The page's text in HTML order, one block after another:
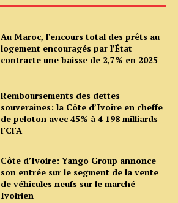
Au Maroc, l’encours total des prêts au
logement encouragés par l’État
contracte une baisse de 2,7% en 2025
Remboursements des dettes
souveraines: la Côte d’Ivoire en cheffe
de peloton avec 45% à 4 198 milliards
FCFA
Côte d’Ivoire: Yango Group annonce
son entrée sur le segment de la vente
de véhicules neufs sur le marché
Ivoirien